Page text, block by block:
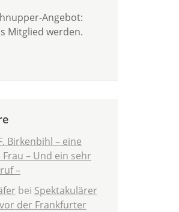
Angebot:
Mitglied werden.
Birkenbihl – eine
– Und ein sehr
–
bei Spektakulärer
der Frankfurter